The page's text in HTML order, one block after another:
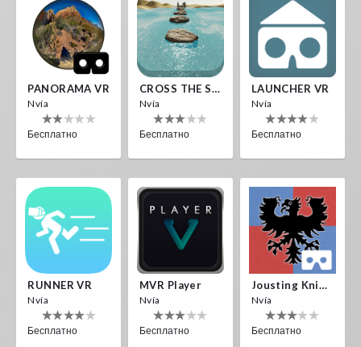
PANORAMA VR
Nvía
Бесплатно
CROSS THE SEA
Nvía
Бесплатно
LAUNCHER VR
Nvía
Бесплатно
RUNNER VR
Nvía
Бесплатно
MVR Player
Nvía
Бесплатно
Jousting Knights VR
Nvía
Бесплатно